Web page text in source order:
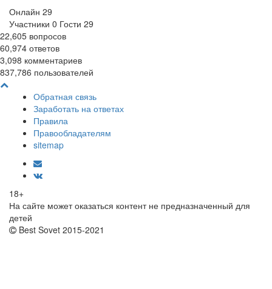
Онлайн 29
Участники 0 Гости 29
22,605 вопросов
60,974 ответов
3,098 комментариев
837,786 пользователей
Обратная связь
Заработать на ответах
Правила
Правообладателям
sitemap
18+
На сайте может оказаться контент не предназначенный для
детей
Best Sovet 2015-2021